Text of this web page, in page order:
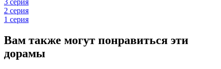
3 серия
2 серия
1 серия
Вам также могут понравиться эти
дорамы